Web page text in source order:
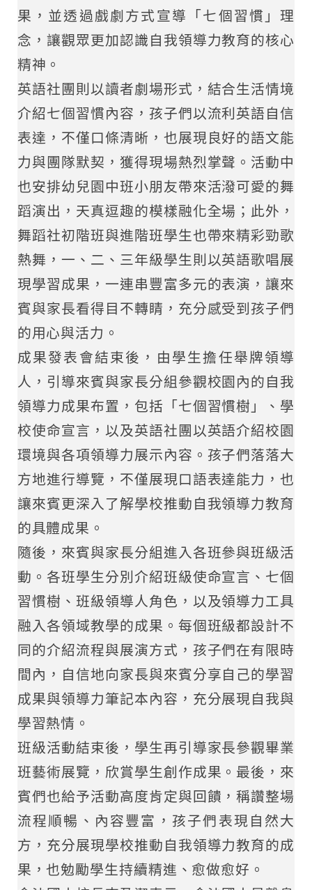
果，並透過戲劇方式宣導「七個習慣」理
念，讓觀眾更加認識自我領導力教育的核心
精神。
英語社團則以讀者劇場形式，結合生活情境
介紹七個習慣內容，孩子們以流利英語自信
表達，不僅口條清晰，也展現良好的語文能
力與團隊默契，獲得現場熱烈掌聲。活動中
也安排幼兒園中班小朋友帶來活潑可愛的舞
蹈演出，天真逗趣的模樣融化全場；此外，
舞蹈社初階班與進階班學生也帶來精彩勁歌
熱舞，一、二、三年級學生則以英語歌唱展
現學習成果，一連串豐富多元的表演，讓來
賓與家長看得目不轉睛，充分感受到孩子們
的用心與活力。
成果發表會結束後，由學生擔任舉牌領導
人，引導來賓與家長分組參觀校園內的自我
領導力成果布置，包括「七個習慣樹」、學
校使命宣言，以及英語社團以英語介紹校園
環境與各項領導力展示內容。孩子們落落大
方地進行導覽，不僅展現口語表達能力，也
讓來賓更深入了解學校推動自我領導力教育
的具體成果。
隨後，來賓與家長分組進入各班參與班級活
動。各班學生分別介紹班級使命宣言、七個
習慣樹、班級領導人角色，以及領導力工具
融入各領域教學的成果。每個班級都設計不
同的介紹流程與展演方式，孩子們在有限時
間內，自信地向家長與來賓分享自己的學習
成果與領導力筆記本內容，充分展現自我與
學習熱情。
班級活動結束後，學生再引導家長參觀畢業
班藝術展覽，欣賞學生創作成果。最後，來
賓們也給予活動高度肯定與回饋，稱讚整場
流程順暢、內容豐富，孩子們表現自然大
方，充分展現學校推動自我領導力教育的成
果，也勉勵學生持續精進、愈做愈好。